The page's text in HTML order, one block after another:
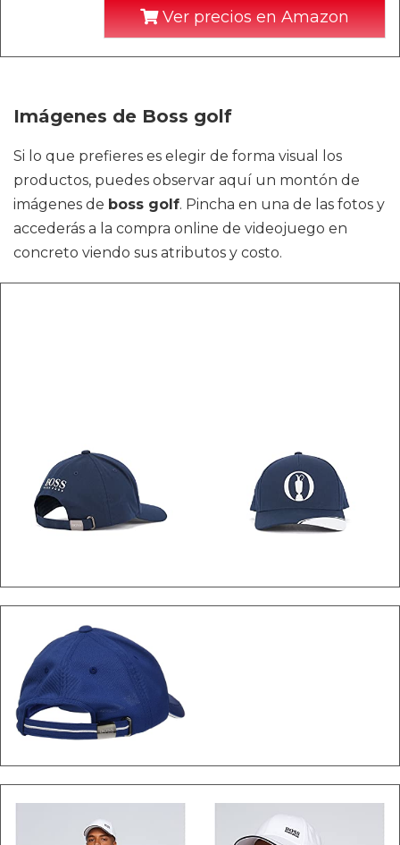
Ver precios en Amazon
Imágenes de Boss golf
Si lo que prefieres es elegir de forma visual los
productos, puedes observar aquí un montón de
imágenes de boss golf. Pincha en una de las fotos y
accederás a la compra online de videojuego en
concreto viendo sus atributos y costo.